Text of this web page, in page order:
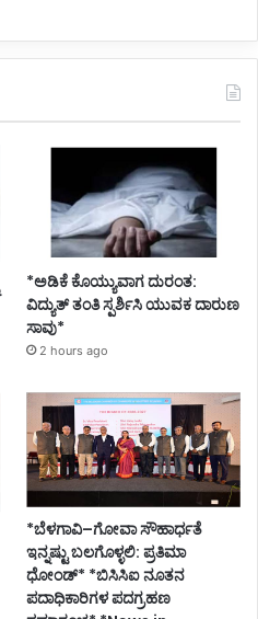
*ಅಡಿಕೆ ಕೊಯ್ಯುವಾಗ ದುರಂತ:
ವಿದ್ಯುತ್ ತಂತಿ ಸ್ಪರ್ಶಿಸಿ ಯುವಕ ದಾರುಣ
ಸಾವು*
2 hours ago
*ಬೆಳಗಾವಿ–ಗೋವಾ ಸೌಹಾರ್ಧತೆ
ಇನ್ನಷ್ಟು ಬಲಗೊಳ್ಳಲಿ: ಪ್ರತಿಮಾ
ಧೋಂಡ್* *ಬಿಸಿಸಿಐ ನೂತನ
ಪದಾಧಿಕಾರಿಗಳ ಪದಗ್ರಹಣ